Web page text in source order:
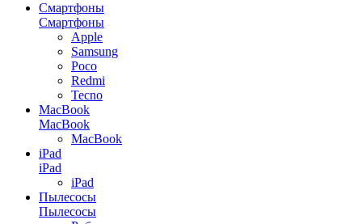
Смартфоны
Смартфоны
Apple
Samsung
Poco
Redmi
Tecno
MacBook
MacBook
MacBook
iPad
iPad
iPad
Пылесосы
Пылесосы